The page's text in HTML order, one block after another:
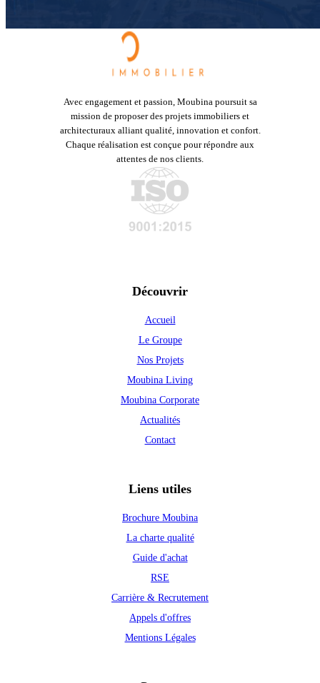
Avec engagement et passion, Moubina poursuit sa
mission de proposer des projets immobiliers et
architecturaux alliant qualité, innovation et confort.
Chaque réalisation est conçue pour répondre aux
attentes de nos clients.
Découvrir
Accueil
Le Groupe
Nos Projets
Moubina Living
Moubina Corporate
Actualités
Contact
Liens utiles
Brochure Moubina
La charte qualité
Guide d'achat
RSE
Carrière & Recrutement
Appels d'offres
Mentions Légales